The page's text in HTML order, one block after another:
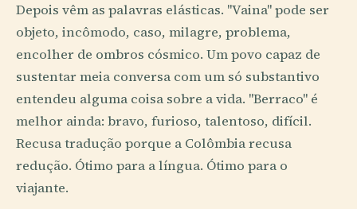
Depois vêm as palavras elásticas. "Vaina" pode ser
objeto, incômodo, caso, milagre, problema,
encolher de ombros cósmico. Um povo capaz de
sustentar meia conversa com um só substantivo
entendeu alguma coisa sobre a vida. "Berraco" é
melhor ainda: bravo, furioso, talentoso, difícil.
Recusa tradução porque a Colômbia recusa
redução. Ótimo para a língua. Ótimo para o
viajante.